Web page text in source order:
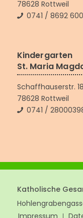
78628 Rottweil
0741 / 8692
Kindergarten
St. Maria
Schaffhauserstr. 18
78628 Rottweil
0741 /
Katholische
Impressum